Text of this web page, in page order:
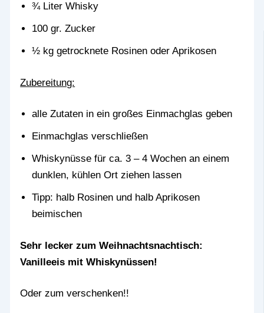
¾ Liter Whisky
100 gr. Zucker
½ kg getrocknete Rosinen oder Aprikosen
Zubereitung:
alle Zutaten in ein großes Einmachglas geben
Einmachglas verschließen
Whiskynüsse für ca. 3 – 4 Wochen an einem
dunklen, kühlen Ort ziehen lassen
Tipp: halb Rosinen und halb Aprikosen
beimischen
Sehr lecker zum Weihnachtsnachtisch:
Vanilleeis mit Whiskynüssen!
Oder zum verschenken!!